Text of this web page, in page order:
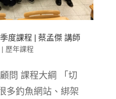
度課程 | 蔡孟傑 講師
| 歷年課程
問 課程大綱 「切
多釣魚網站、綁架